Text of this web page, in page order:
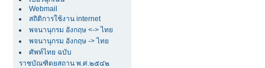
Webmail
สถิติการใช้งาน internet
พจนานุกรม อังกฤษ <-> ไทย
พจนานุกรม อังกฤษ -> ไทย
ศัพท์ไทย ฉบับ
ราชบัณฑิตยสถาน พ.ศ.๒๕๔๒